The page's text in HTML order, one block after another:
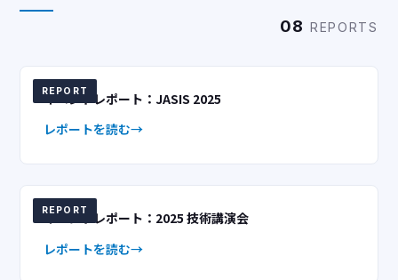
08 REPORTS
REPORT
イベントレポート：JASIS 2025
レポートを読む
REPORT
イベントレポート：2025 技術講演会
レポートを読む